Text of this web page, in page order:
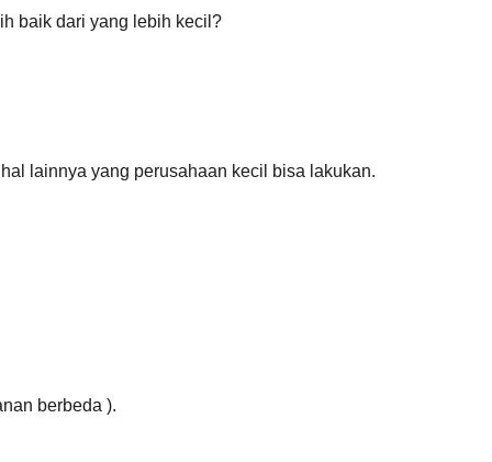
baik dari yang lebih kecil?
lainnya yang perusahaan kecil bisa lakukan.
berbeda ).